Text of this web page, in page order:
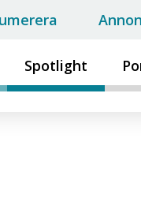
Spotlight